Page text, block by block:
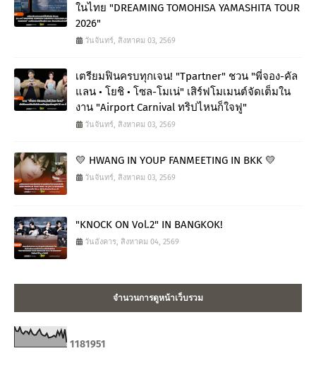
ในไทย "DREAMING TOMOHISA YAMASHITA TOUR
2026"
วันจันทร์, สิงหาคม 03, 2569
เตรียมฟินครบทุกเจน! "Tpartner" ชวน "พี่จอง-คัล
แลน • โยชิ • โซล-โมเน่" เสิร์ฟโมเมนต์จัดเต็มใน
งาน "Airport Carnival ทริปไหนก็ใจฟู"
วันจันทร์, สิงหาคม 03, 2569
💛 HWANG IN YOUP FANMEETING IN BKK 💛
วันจันทร์, สิงหาคม 03, 2569
"KNOCK ON Vol.2" IN BANGKOK!
วันอังคาร, สิงหาคม 04, 2569
จำนวนการดูหน้าเว็บรวม
1181951